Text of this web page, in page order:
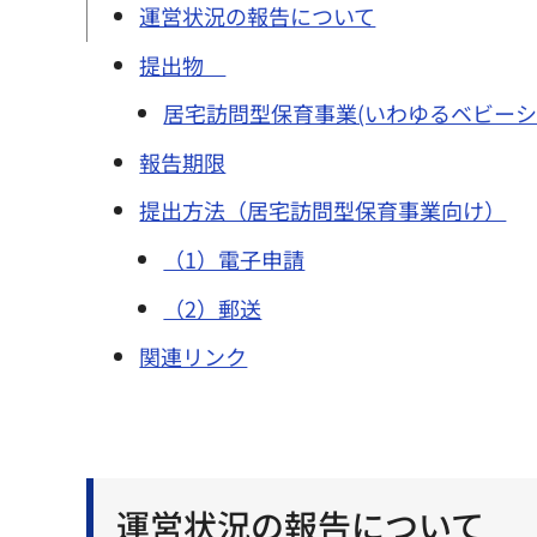
運営状況の報告について
提出物
居宅訪問型保育事業(いわゆるベビー
報告期限
提出方法（居宅訪問型保育事業向け）
（1）電子申請
（2）郵送
関連リンク
運営状況の報告について